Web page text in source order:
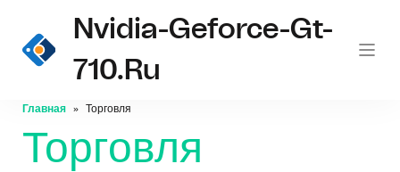
Nvidia-Geforce-Gt-
710.ru
Главная Торговля
Торговля